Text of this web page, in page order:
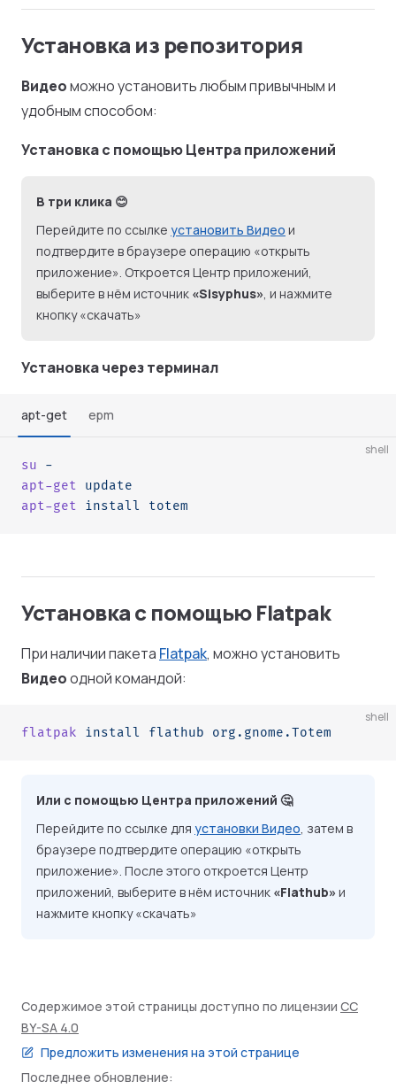
Установка из репозитория
Видеоможно установить любым привычным и
удобным способом:
Установка с помощью Центра приложений
В три клика 😊
Перейдите по ссылке установить Видео и
подтвердите в браузере операцию «открыть
приложение». Откроется Центр приложений,
выберите в нём источник «Sisyphus», и нажмите
кнопку «скачать»
Установка через терминал
apt-get epm
shell
su -
apt-get update
apt-get install totem
Установка c помощью Flatpak
При наличии пакета Flatpak, можно установить
Видеоодной командой:
shell
flatpak install flathub org.gnome.Totem
Или с помощью Центра приложений 🤔
Перейдите по ссылке для установки Видео, затем в
браузере подтвердите операцию «открыть
приложение». После этого откроется Центр
приложений, выберите в нём источник «Flathub» и
нажмите кнопку «скачать»
Содержимое этой страницы доступно по лицензии CC
BY-SA 4.0
Предложить изменения на этой странице
Последнее обновление: